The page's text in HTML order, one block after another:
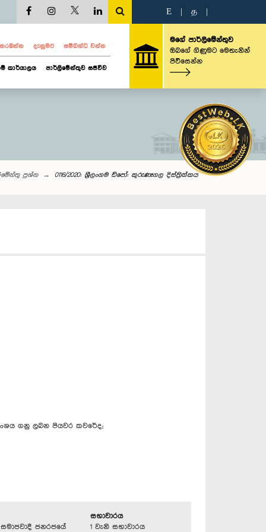
E த
දැනුමට සම්බන්ධ වන්න
කාර්යාලය පාර්ලිමේන්තුව සජීවීව
මගේ පාර්ලිමේන්තුව
ඔබගේ ගිණුමට මෙතැනින්
පිවිසෙන්න
ප්‍රශ්න 0116/2020: ශ්‍රීලංගම ඩිපෝ: කුරුණෑගල දිස්ත්‍රික්කය
ගනු ලබන පියවර කවරේද;
සමාජවාදී ජනරජයේ
සභාවාරය
1 වැනි සභාවාරය